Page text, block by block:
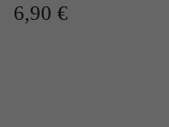
6,90 €